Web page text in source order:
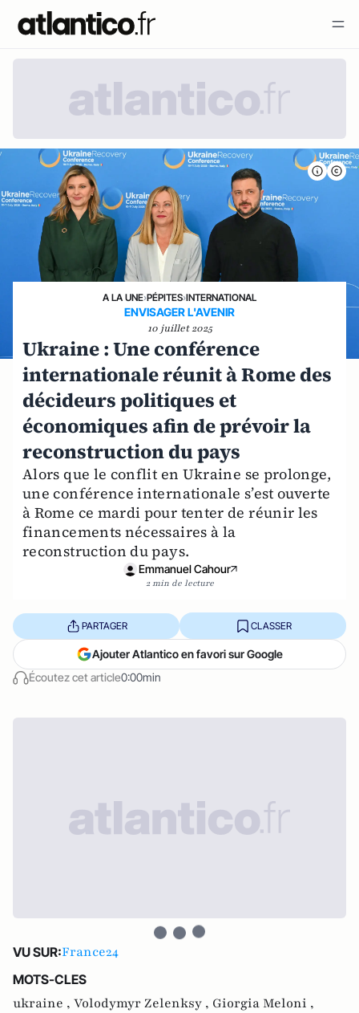
A LA UNE›PÉPITES›INTERNATIONAL
ENVISAGER L'AVENIR
10 juillet 2025
Ukraine : Une conférence
internationale réunit à Rome des
décideurs politiques et
économiques afin de prévoir la
reconstruction du pays
Alors que le conflit en Ukraine se prolonge,
une conférence internationale s’est ouverte
à Rome ce mardi pour tenter de réunir les
financements nécessaires à la
reconstruction du pays.
Emmanuel Cahour
2 min de lecture
Écoutez cet article0:00min
PARTAGER CLASSER
Ajouter Atlantico en favori sur Google
VU SUR:France24
MOTS-CLES
ukraine , Volodymyr Zelenksy , Giorgia Meloni ,